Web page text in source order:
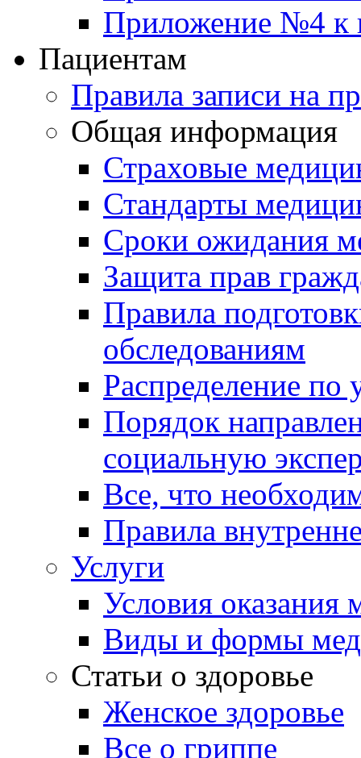
Приложение №4 к
Пациентам
Правила записи на
Общая информация
Страховые
Стандарты
Сроки ожидания
Защита прав
Правила
обследованиям
Распределение по
Порядок
социальную
Все, что
Правила
Услуги
Условия
Виды и формы
Статьи о здоровье
Женское здоровье
Все о гриппе